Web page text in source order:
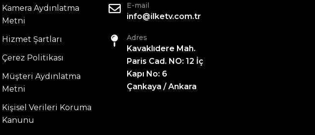
Kamera Aydınlatma
Metni
Hizmet Şartları
Çerez Politikası
Müşteri Aydınlatma
Metni
Kişisel Verileri Koruma
Kanunu
E-mail
info@ilketv.com.tr
Adres
Kavaklıdere Mah.
Paris Cad. NO: 12 İç
Kapı No: 6
Çankaya / Ankara